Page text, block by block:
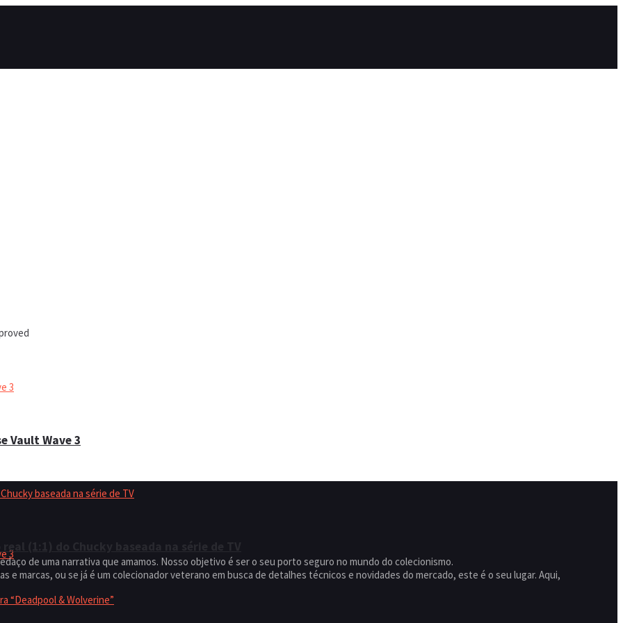
Vault Wave 3
(1:1) do Chucky baseada na série de TV
de uma narrativa que amamos. Nosso objetivo é ser o seu porto seguro no mundo do colecionismo.
marcas, ou se já é um colecionador veterano em busca de detalhes técnicos e novidades do mercado, este é o seu lugar. Aqui,